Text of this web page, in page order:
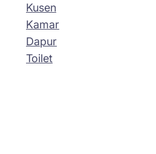
Kusen
Kamar
Dapur
Toilet